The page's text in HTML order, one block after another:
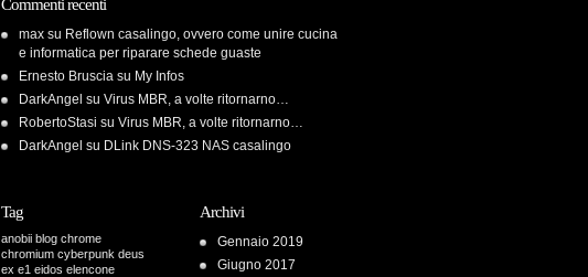
Commenti recenti
max su Reflown casalingo, ovvero come unire cucina
e informatica per riparare schede guaste
Ernesto Bruscia su My Infos
DarkAngel su Virus MBR, a volte ritornarno…
RobertoStasi su Virus MBR, a volte ritornarno…
DarkAngel su DLink DNS-323 NAS casalingo
Tag
anobii blog chrome
chromium cyberpunk deus
ex e1 eidos elencone
Archivi
Gennaio 2019
Giugno 2017